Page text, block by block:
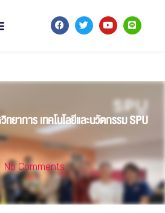
าการ เทคโนโลยีและนวัตกรรม SPU
No Comments